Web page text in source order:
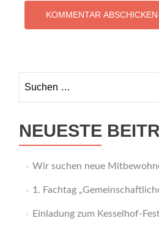
nach:
NEUESTE
Wir suchen neue
1. Fachtag
Einladung zum Kesselhof-